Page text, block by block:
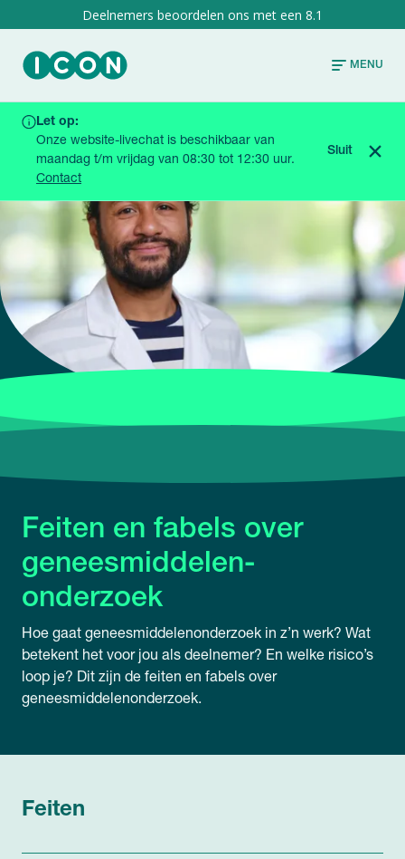
8.1
MENU
Let op:
Onze website-livechat is beschikbaar van
maandag t/m vrijdag van 08:30 tot 12:30 uur.
Contact
Sluit
HOME
FEITEN EN FABELS
Feiten en fabels over
geneesmiddelen­
onderzoek
Hoe gaat geneesmiddelenonderzoek in z’n werk? Wat
betekent het voor jou als deelnemer? En welke risico’s
loop je? Dit zijn de feiten en fabels over
geneesmiddelenonderzoek.
Feiten